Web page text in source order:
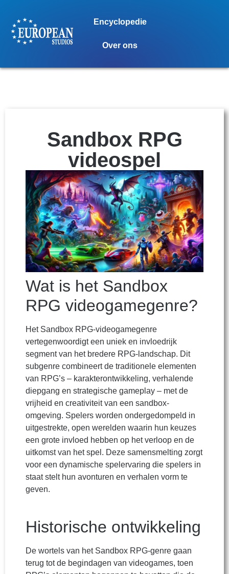
Encyclopedie
Over ons
Sandbox RPG
videospel
Wat is het Sandbox
RPG videogamegenre?
Het Sandbox RPG-videogamegenre
vertegenwoordigt een uniek en invloedrijk
segment van het bredere RPG-landschap. Dit
subgenre combineert de traditionele elementen
van RPG’s – karakterontwikkeling, verhalende
diepgang en strategische gameplay – met de
vrijheid en creativiteit van een sandbox-
omgeving. Spelers worden ondergedompeld in
uitgestrekte, open werelden waarin hun keuzes
een grote invloed hebben op het verloop en de
uitkomst van het spel. Deze samensmelting zorgt
voor een dynamische spelervaring die spelers in
staat stelt hun avonturen en verhalen vorm te
geven.
Historische ontwikkeling
De wortels van het Sandbox RPG-genre gaan
terug tot de begindagen van videogames, toen